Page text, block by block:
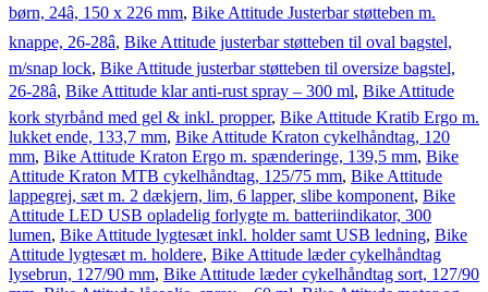
børn, 24â, 150 x 226 mm, Bike Attitude Justerbar støtteben m.
knappe, 26-28â, Bike Attitude justerbar støtteben til oval bagstel,
m/snap lock, Bike Attitude justerbar støtteben til oversize bagstel,
26-28â, Bike Attitude klar anti-rust spray – 300 ml, Bike Attitude
kork styrbånd med gel & inkl. propper, Bike Attitude Kratib Ergo m.
lukket ende, 133,7 mm, Bike Attitude Kraton cykelhåndtag, 120
mm, Bike Attitude Kraton Ergo m. spænderinge, 139,5 mm, Bike
Attitude Kraton MTB cykelhåndtag, 125/75 mm, Bike Attitude
lappegrej, sæt m. 2 dækjern, lim, 6 lapper, slibe komponent, Bike
Attitude LED USB opladelig forlygte m. batteriindikator, 300
lumen, Bike Attitude lygtesæt inkl. holder samt USB ledning, Bike
Attitude lygtesæt m. holdere, Bike Attitude læder cykelhåndtag
lysebrun, 127/90 mm, Bike Attitude læder cykelhåndtag sort, 127/90